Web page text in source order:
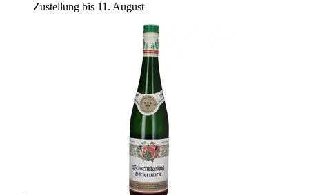
Zustellung bis 11. August